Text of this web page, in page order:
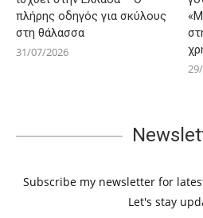
πλήρης οδηγός για σκύλους
στη θάλασσα
31/07/2026
Subscribe my newsletter for
Let's stay